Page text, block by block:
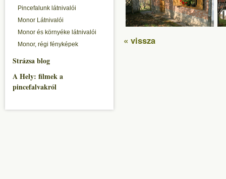
Pincefalunk látnivalói
Monor Látnivalói
Monor és környéke látnivalói
Monor, régi fényképek
Strázsa blog
A Hely: filmek a
pincefalvakról
« vissza